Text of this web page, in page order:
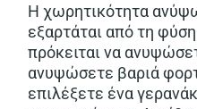
Η χωρητικότητα
εξαρτάται από τη
πρόκειται να
ανυψώσετε βαριά
επιλέξετε ένα